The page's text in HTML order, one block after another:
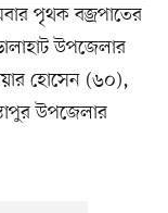
পৃথক বজ্রপাতের
উপজেলার
হোসেন (৬০),
উপজেলার